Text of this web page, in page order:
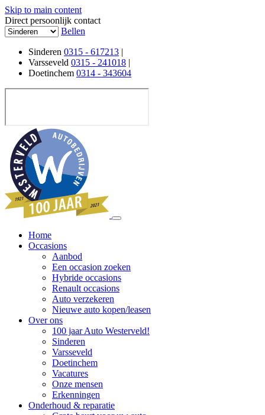
Skip to main content
Direct persoonlijk contact
Bellen
Sinderen 0315 - 617213 |
Varsseveld 0315 - 241018 |
Doetinchem 0314 - 343604
Home
Occasions
Aanbod
Een occasion zoeken
Hybride occasions
Renault occasions
Auto verzekeren
Nieuwe auto kopen/leasen
Over ons
100 jaar Auto Westerveld!
Sinderen
Varsseveld
Doetinchem
Vacatures
Onze mensen
Erkenningen
Onderhoud & reparatie